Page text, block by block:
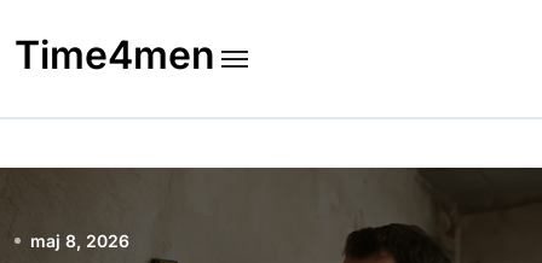
to
content
Time4men
maj 8, 2026